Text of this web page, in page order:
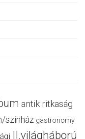
antik ritkaság
színház gastronomy
II.világháború